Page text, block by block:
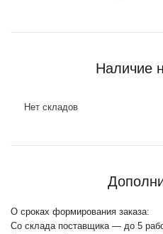
Наличие
Нет складов
О сроках формирования заказа:
Со склада поставщика — до 5